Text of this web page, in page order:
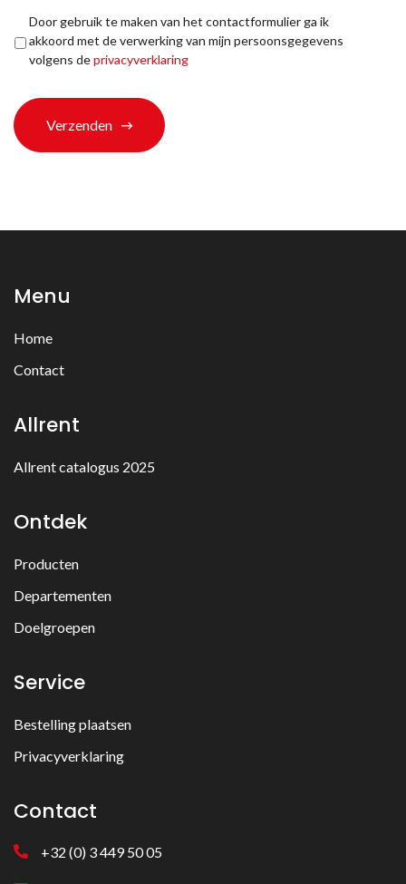
ons
terechtgekomen?
Privacyverklaring *
Door gebruik te maken van het contactformulier ga ik
akkoord met de verwerking van mijn persoonsgegevens
volgens deprivacyverklaring
Verzenden
Menu
Home
Contact
Allrent
Allrent catalogus 2025
Ontdek
Producten
Departementen
Doelgroepen
Service
Bestelling plaatsen
Privacyverklaring
Contact
+32 (0) 3 449 50 05